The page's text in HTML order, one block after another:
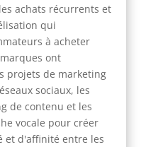
achats récurrents et
qui
à acheter
ont
projets de marketing
sociaux, les
de contenu et les
vocale pour créer
et d'affinité entre les